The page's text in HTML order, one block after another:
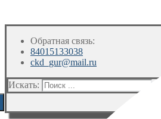
Обратная связь:
84015133038
ckd_gur@mail.ru
Искать: